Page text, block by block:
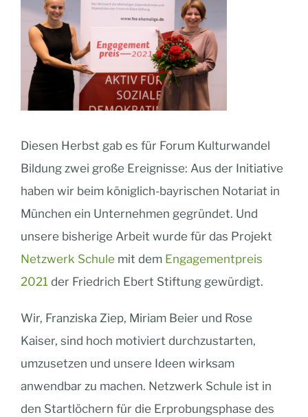
Diesen Herbst gab es für Forum Kulturwandel
Bildung zwei große Ereignisse: Aus der Initiative
haben wir beim königlich-bayrischen Notariat in
München ein Unternehmen gegründet. Und
unsere bisherige Arbeit wurde für das Projekt
Netzwerk Schulemit dem Engagementpreis
2021der Friedrich Ebert Stiftung gewürdigt.
Wir, Franziska Ziep, Miriam Beier und Rose
Kaiser, sind hoch motiviert durchzustarten,
umzusetzen und unsere Ideen wirksam
anwendbar zu machen. Netzwerk Schule ist in
den Startlöchern für die Erprobungsphase des